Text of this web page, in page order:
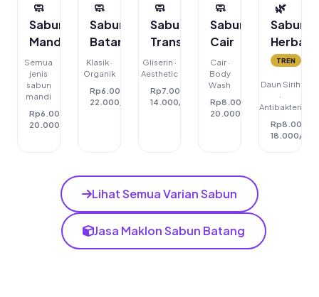
🧼
Sabun
Mandi
Semua
jenis
sabun
mandi
Rp6.000-
20.000/pcs
🧼
Sabun
Batangan
Klasik ·
Organik
Rp6.000-
22.000/pcs
🧼
Sabun
Transparan
Gliserin ·
Aesthetic
Rp7.000-
14.000/pcs
🧼
Sabun
Cair
Cair ·
Body
Wash
Rp8.000-
20.000/pcs
🌿
Sabun
Herbal
TREN
Daun Sirih
·
Antibakteri
Rp8.000-
18.000/pcs
Lihat Semua Varian Sabun
Jasa Maklon Sabun Batang